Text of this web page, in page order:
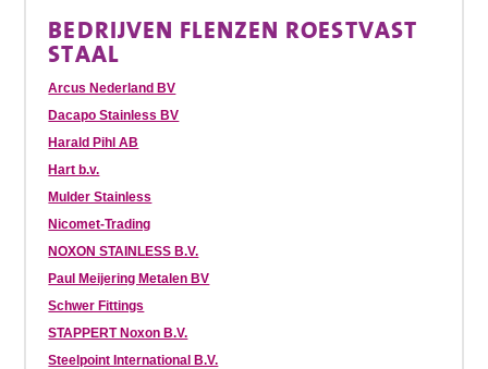
BEDRIJVEN FLENZEN ROESTVAST
STAAL
Arcus Nederland BV
Dacapo Stainless BV
Harald Pihl AB
Hart b.v.
Mulder Stainless
Nicomet-Trading
NOXON STAINLESS B.V.
Paul Meijering Metalen BV
Schwer Fittings
STAPPERT Noxon B.V.
Steelpoint International B.V.